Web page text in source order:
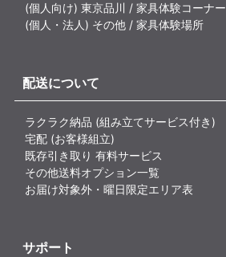
(個人向け) 東京品川 / 家具体験コーナー
(個人・法人) その他 / 家具体験場所
配送について
ラクラク納品 (組み立てサービス付き)
宅配 (お客様組立)
既存引き取り 有料サービス
その他送料オプション一覧
お届け対象外・曜日限定エリア表
サポート